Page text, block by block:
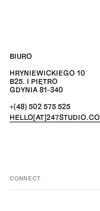
BIURO
HRYNIEWICKIEGO 10
B25. I PIĘTRO
GDYNIA 81-340
+(48) 502 575 525
HELLO[AT]247STUDIO.CO
CONNECT